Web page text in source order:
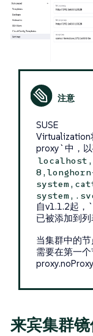
SUSE
proxy`中，以
自v1.1.2起
已被添加到列
当集群中的
需要在第一
来宾集群